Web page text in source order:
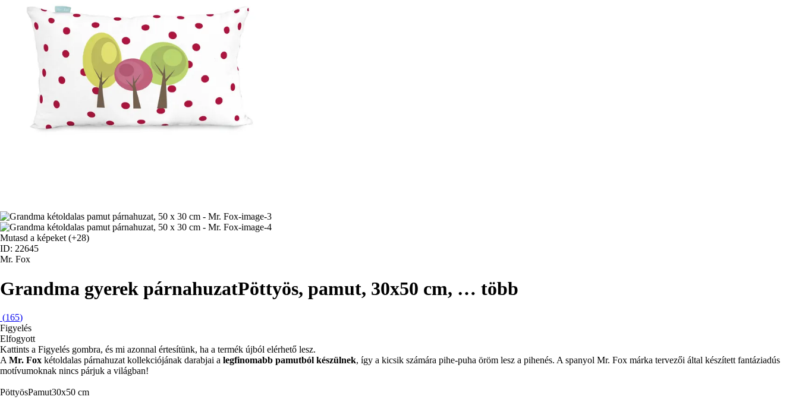
Mutasd a képeket (+28)
ID: 22645
Mr. Fox
Grandma gyerek párnahuzatPöttyös, pamut, 30x50 cm, … több
(165)
Figyelés
Elfogyott
Kattints a Figyelés gombra, és mi azonnal értesítünk, ha a termék újból elérhető lesz.
A Mr. Fox kétoldalas párnahuzat kollekciójának darabjai a legfinomabb pamutból készülnek, így a kicsik számára pihe-puha öröm lesz a pihenés. A spanyol Mr. Fox márka tervezői által készített fantáziadús
motívumoknak nincs párjuk a világban!
PöttyösPamut30x50 cm